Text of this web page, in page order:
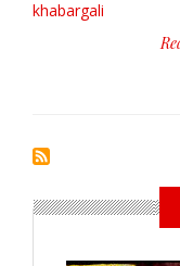
khabargali